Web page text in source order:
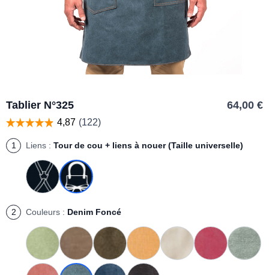
Tablier N°325 64,00 €
1 Liens : Tour de cou + liens à nouer (Taille universelle)
2 Couleurs : Denim Foncé